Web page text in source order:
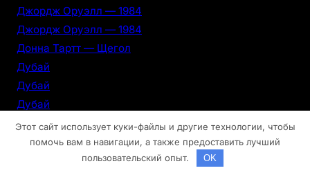
Джордж Оруэлл — 1984
Джордж Оруэлл — 1984
Донна Тартт — Щегол
Дубай
Дубай
Дубай
Дубай
Дубай
Этот сайт использует куки-файлы и другие технологии, чтобы
помочь вам в навигации, а также предоставить лучший
пользовательский опыт.
OK